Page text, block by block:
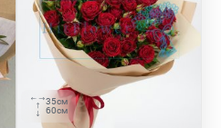
35см
60см